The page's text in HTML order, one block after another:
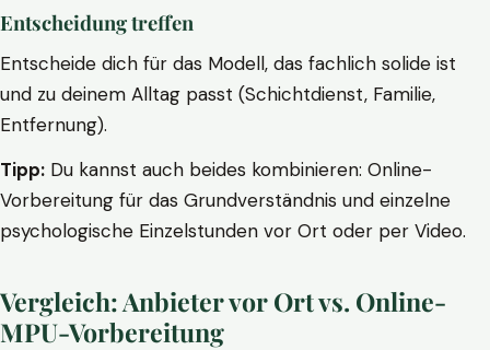
Entscheidung treffen
Entscheide dich für das Modell, das fachlich solide ist
und zu deinem Alltag passt (Schichtdienst, Familie,
Entfernung).
Tipp: Du kannst auch beides kombinieren: Online-
Vorbereitung für das Grundverständnis und einzelne
psychologische Einzelstunden vor Ort oder per Video.
Vergleich: Anbieter vor Ort vs. Online-
MPU-Vorbereitung